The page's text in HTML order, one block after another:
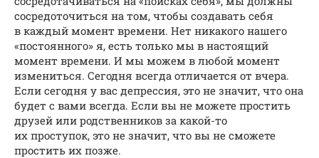
сосредоточиться на том, чтобы создавать себя
в каждый момент времени. Нет никакого нашего
«постоянного» я, есть только мы в настоящий
момент времени. И мы можем в любой момент
измениться. Сегодня всегда отличается от вчера.
Если сегодня у вас депрессия, это не значит, что она
будет с вами всегда. Если вы не можете простить
друзей или родственников за какой-то
их проступок, это не значит, что вы не сможете
простить их позже.